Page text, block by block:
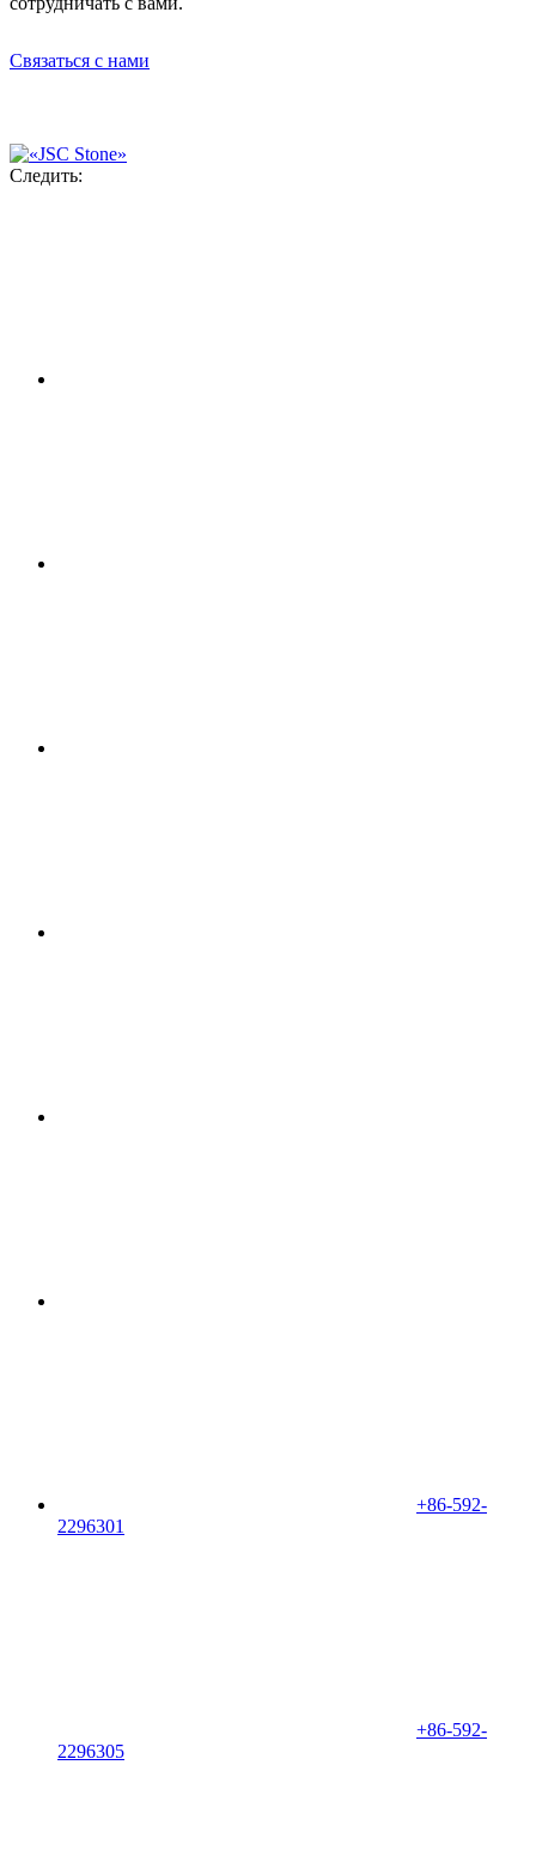
Связаться с нами
Следить:
+86-592-
2296301
+86-592-
2296305